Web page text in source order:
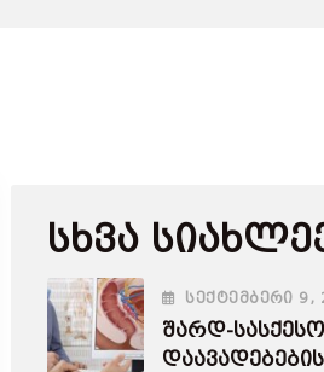
Სხვა
ᲡᲔᲥᲢᲔᲛᲑᲔᲠᲘ 9,
Შარდ-
Დაავადებების